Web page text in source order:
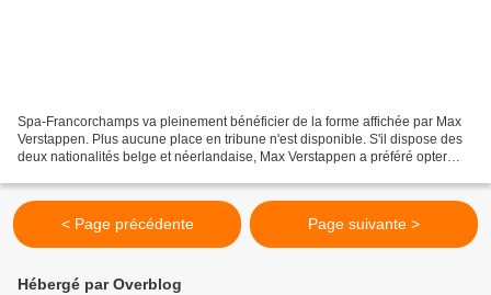
Spa-Francorchamps va pleinement bénéficier de la forme affichée par Max
Verstappen. Plus aucune place en tribune n'est disponible. S'il dispose des
deux nationalités belge et néerlandaise, Max Verstappen a préféré opter
< Page précédente Page suivante >
Hébergé par Overblog